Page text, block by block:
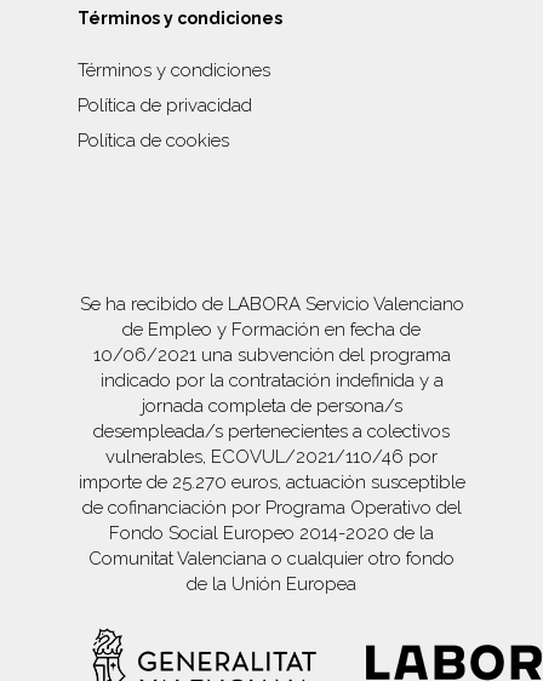
Términos y condiciones
Términos y condiciones
Política de privacidad
Política de cookies
Se ha recibido de LABORA Servicio Valenciano
de Empleo y Formación en fecha de
10/06/2021 una subvención del programa
indicado por la contratación indefinida y a
jornada completa de persona/s
desempleada/s pertenecientes a colectivos
vulnerables, ECOVUL/2021/110/46 por
importe de 25.270 euros, actuación susceptible
de cofinanciación por Programa Operativo del
Fondo Social Europeo 2014-2020 de la
Comunitat Valenciana o cualquier otro fondo
de la Unión Europea